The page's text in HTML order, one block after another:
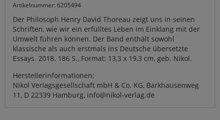
Artikelnummer: 6205494
Der Philosoph Henry David Thoreau zeigt uns in seinen
Schriften, wie wir ein erfülltes Leben im Einklang mit der
Umwelt führen können. Der Band enthält sowohl
klassische als auch erstmals ins Deutsche übersetzte
Essays. 2018. 186 S., Format: 13,3 x 19,3 cm, geb. Nikol.
Herstellerinformationen:
Nikol Verlagsgesellschaft mbH & Co. KG, Barkhausenweg
11, D 22339 Hamburg, info@nikol-verlag.de